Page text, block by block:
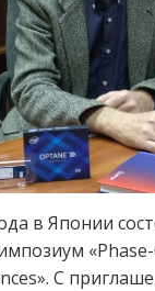
в Японии
С